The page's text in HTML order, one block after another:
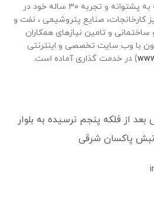
” با توجه به پشتوانه و تجربه ۳۰ ساله خود در
کارخانجات، صنایع پتروشیمی ، نفت و
ساختمانی و تامین نیازهای همکاران
با وب سایت تخصصی و اینترنتی
بعد از فلکه پنجم نرسیده به بلوار
نبش پاکسان شرقی